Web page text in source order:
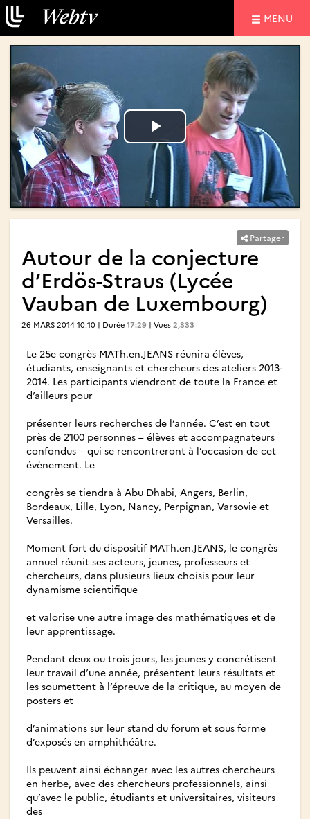
MENU
Lire
la
vidéo
Lire
la
vidéo
Partager
Autour de la conjecture
d’Erdös-Straus (Lycée
Vauban de Luxembourg)
26 MARS 2014 10:10 | Durée 17:29 | Vues 2,333
Le 25e congrès MATh.en.JEANS réunira élèves,
étudiants, enseignants et chercheurs des ateliers 2013-
2014. Les participants viendront de toute la France et
d’ailleurs pour
présenter leurs recherches de l’année. C’est en tout
près de 2100 personnes – élèves et accompagnateurs
confondus – qui se rencontreront à l’occasion de cet
évènement. Le
congrès se tiendra à Abu Dhabi, Angers, Berlin,
Bordeaux, Lille, Lyon, Nancy, Perpignan, Varsovie et
Versailles.
Moment fort du dispositif MATh.en.JEANS, le congrès
annuel réunit ses acteurs, jeunes, professeurs et
chercheurs, dans plusieurs lieux choisis pour leur
dynamisme scientifique
et valorise une autre image des mathématiques et de
leur apprentissage.
Pendant deux ou trois jours, les jeunes y concrétisent
leur travail d’une année, présentent leurs résultats et
les soumettent à l’épreuve de la critique, au moyen de
posters et
d’animations sur leur stand du forum et sous forme
d’exposés en amphithéâtre.
Ils peuvent ainsi échanger avec les autres chercheurs
en herbe, avec des chercheurs professionnels, ainsi
qu’avec le public, étudiants et universitaires, visiteurs
des